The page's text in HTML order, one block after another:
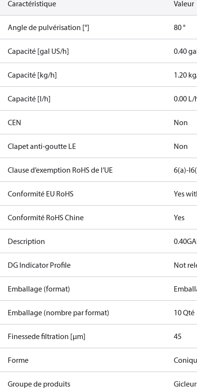
Caractéristique Valeur
Angle de pulvérisation [°] 80 °
Capacité [gal US/h] 0.40
Capacité [kg/h] 1.20
Capacité [l/h] 0.00 L/
CEN Non
Clapet anti-goutte LE Non
Clause d’exemption RoHS de l’UE 6(a)-I
Conformité EU RoHS Yes
Conformité RoHS Chine Yes
Description
DG Indicator Profile Not
Emballage (format)
Emballage (nombre par format) 10 Qté
Finessede filtration [µm] 45
Forme
Groupe de produits